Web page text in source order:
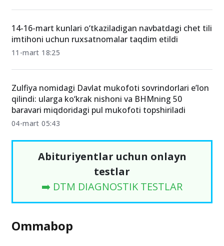
14-16-mart kunlari o‘tkaziladigan navbatdagi chet tili
imtihoni uchun ruxsatnomalar taqdim etildi
11-mart 18:25
Zulfiya nomidagi Davlat mukofoti sovrindorlari e’lon
qilindi: ularga ko‘krak nishoni va BHMning 50
baravari miqdoridagi pul mukofoti topshiriladi
04-mart 05:43
Abituriyentlar uchun onlayn
testlar
➡️ DTM DIAGNOSTIK TESTLAR
Ommabop